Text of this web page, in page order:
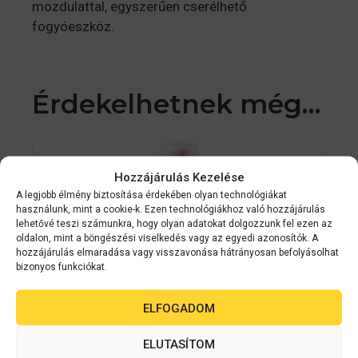
Hozzájárulás Kezelése
A legjobb élmény biztosítása érdekében olyan technológiákat
használunk, mint a cookie-k. Ezen technológiákhoz való hozzájárulás
lehetővé teszi számunkra, hogy olyan adatokat dolgozzunk fel ezen az
oldalon, mint a böngészési viselkedés vagy az egyedi azonosítók. A
hozzájárulás elmaradása vagy visszavonása hátrányosan befolyásolhat
bizonyos funkciókat.
ELFOGADOM
ELUTASÍTOM
mozdulattal, egyszerűen cserélhető
fogyóeszköz.
Érdekelhetnek még…